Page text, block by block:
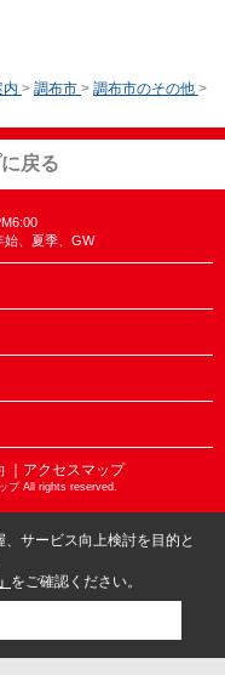
内 > 調布市 > 調布市のその他 >
戻る
始、夏季、GW
｜アクセスマップ
プ All rights reserved.
サービス向上検討を目的と
をご確認ください。